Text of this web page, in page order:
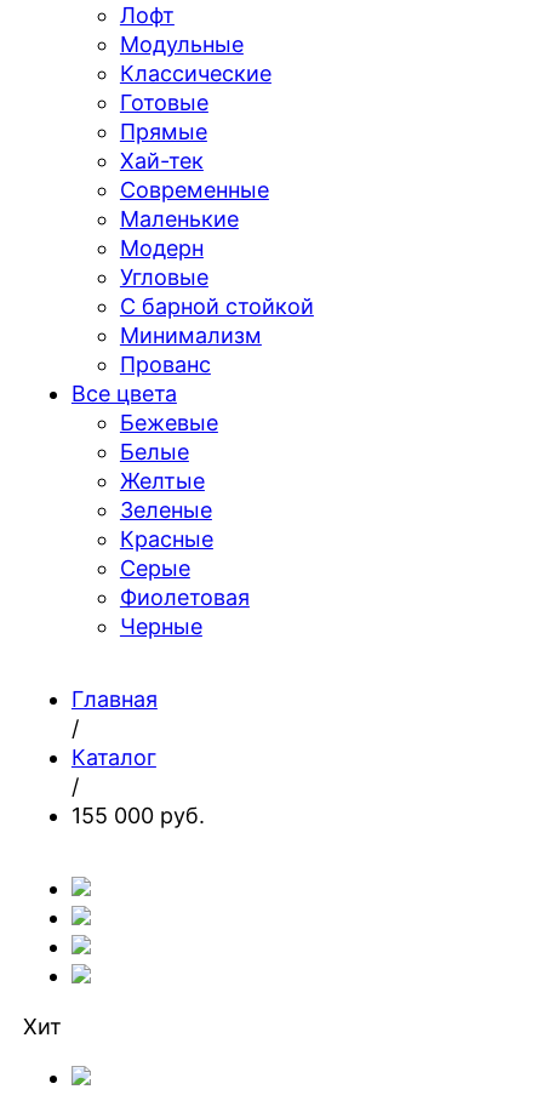
Лофт
Модульные
Классические
Готовые
Прямые
Хай-тек
Современные
Маленькие
Модерн
Угловые
С барной стойкой
Минимализм
Прованс
Все цвета
Бежевые
Белые
Желтые
Зеленые
Красные
Серые
Фиолетовая
Черные
Главная
/
Каталог
/
155 000 руб.
Хит